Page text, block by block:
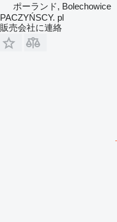
ポーランド, Bolechowice
PACZYŃSCY. pl
販売会社に連絡